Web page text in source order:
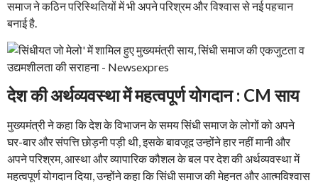
समाज ने कठिन परिस्थितियों में भी अपने परिश्रम और विश्वास से नई पहचान
बनाई है.
देश की अर्थव्यवस्था में महत्वपूर्ण योगदान : CM साय
मुख्यमंत्री ने कहा कि देश के विभाजन के समय सिंधी समाज के लोगों को अपने
घर-बार और संपत्ति छोड़नी पड़ी थी, इसके बावजूद उन्होंने हार नहीं मानी और
अपने परिश्रम, आस्था और व्यापारिक कौशल के बल पर देश की अर्थव्यवस्था में
महत्वपूर्ण योगदान दिया, उन्होंने कहा कि सिंधी समाज की मेहनत और आत्मविश्वास